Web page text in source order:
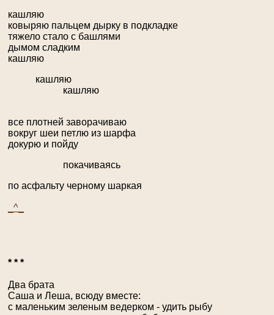
кашляю
ковыряю пальцем дырку в подкладке
тяжело стало с башлями
дымом сладким
кашляю
кашляю
кашляю
все плотней заворачиваю
вокруг шеи петлю из шарфа
докурю и пойду
покачиваясь
по асфальту черному шаркая
_^_
* * *
Два брата
Саша и Леша, всюду вместе:
с маленьким зеленым ведерком - удить рыбу